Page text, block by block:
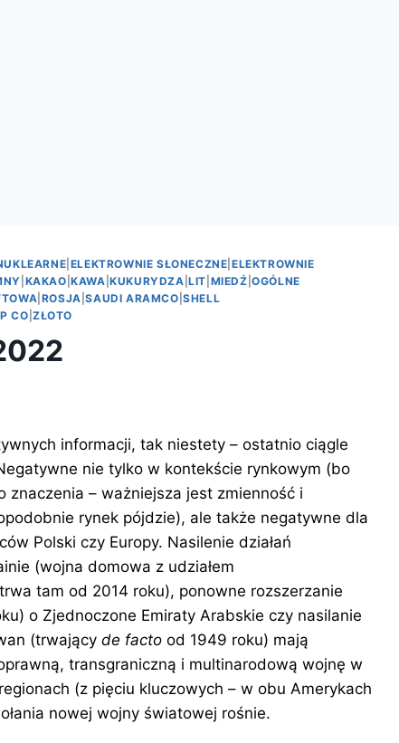
ELEKTROWNIE SŁONECZNE ELEKTROWNIE
KAKAO |KAWA |KUKURYDZA |LIT MIEDŹ |OGÓLNE
ROSJA |SAUDI ARAMCO |SHELL
CO |ZŁOTO
informacji, tak niestety – ostatnio ciągle
nie tylko w kontekście rynkowym (bo
– ważniejsza jest zmienność i
rynek pójdzie), ale także negatywne dla
Polski czy Europy. Nasilenie działań
(wojna domowa z udziałem
tam od 2014 roku), ponowne rozszerzanie
o Zjednoczone Emiraty Arabskie czy nasilanie
(trwający de facto od 1949 roku) mają
transgraniczną i multinarodową wojnę w
(z pięciu kluczowych – w obu Amerykach
nowej wojny światowej rośnie.